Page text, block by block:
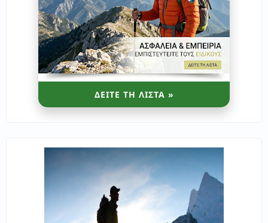
ΔΕΙΤΕ ΤΗ ΛΙΣΤΑ »